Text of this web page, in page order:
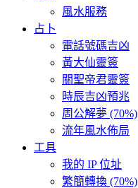
風水服務
占卜
電話號碼吉凶
黃大仙靈簽
關聖帝君靈簽
時辰吉凶預兆
周公解夢 (70%)
流年風水佈局
工具
我的 IP 位址
繁簡轉換 (70%)